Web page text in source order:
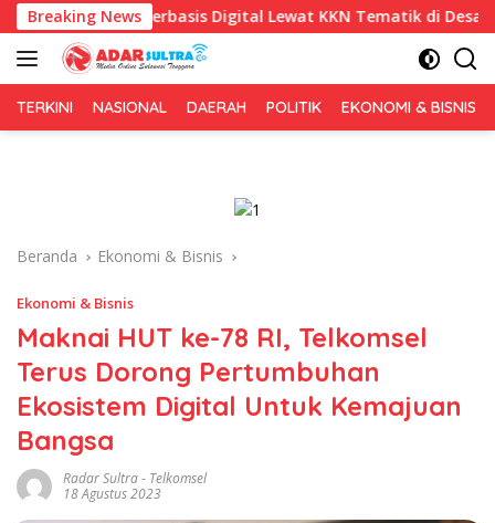
Langsung
ke
konten
Breaking News
Digital Lewat KKN Tematik di Desa Alebo
TERKINI NASIONAL DAERAH POLITIK EKONOMI & BISNIS
Beranda Ekonomi & Bisnis
Ekonomi & Bisnis
Maknai HUT ke-78 RI, Telkomsel
Terus Dorong Pertumbuhan
Ekosistem Digital Untuk Kemajuan
Bangsa
Radar Sultra- Telkomsel
18 Agustus 2023